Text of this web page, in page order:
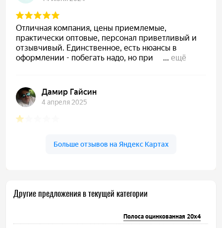
Другие предложения в текущей категории
Полоса оцинкованная 20х4